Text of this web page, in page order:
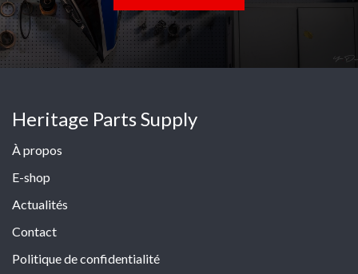
Heritage Parts Supply
À propos
E-shop
Actualités
Contact
Politique de confidentialité